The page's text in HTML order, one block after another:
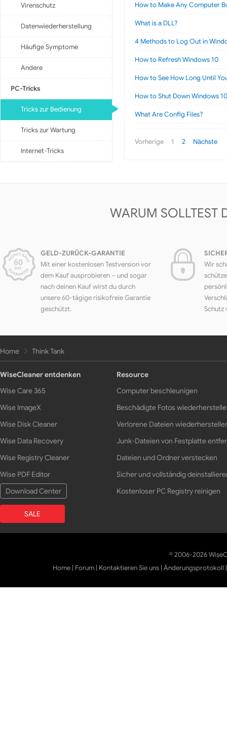
Virenschutz
Datenwiederherstellung
Häufige Symptome
Andere
PC-Tricks
Tricks zur Bedienung
Tricks zur Wartung
Internet-Tricks
How to Make Any Computer
What is a DLL?
4 Methods to Log Out in
How to Refresh Windows 10
How to See How Long Until
How to Shut Down Windows
What Are Config Files?
Vorherige 1 2 Nächste
WARUM SOLLTEST
GELD-ZURÜCK-GARANTIE
Mit einer kostenlosen Testversion vor
dem Kauf ausprobieren – und sogar
nach deinen Kauf wirst du durch
unsere 60-tägige risikofreie Garantie
geschützt.
Wir
Schutz
Home Think Tank
WiseCleaner entdenken
Wise Care 365
Wise ImageX
Wise Disk Cleaner
Wise Data Recovery
Wise Registry Cleaner
Wise PDF Editor
Download Center
SALE
Resource
Computer beschleunigen
Beschädigte Fotos
Verlorene Dateien
Junk-Dateien von Festplatte
Dateien und Ordner verstecken
Sicher und vollständig
Kostenloser PC Registry reinigen
© 2006-2026
Home | Forum | Kontaktieren Sie uns |Änderungsprotokoll